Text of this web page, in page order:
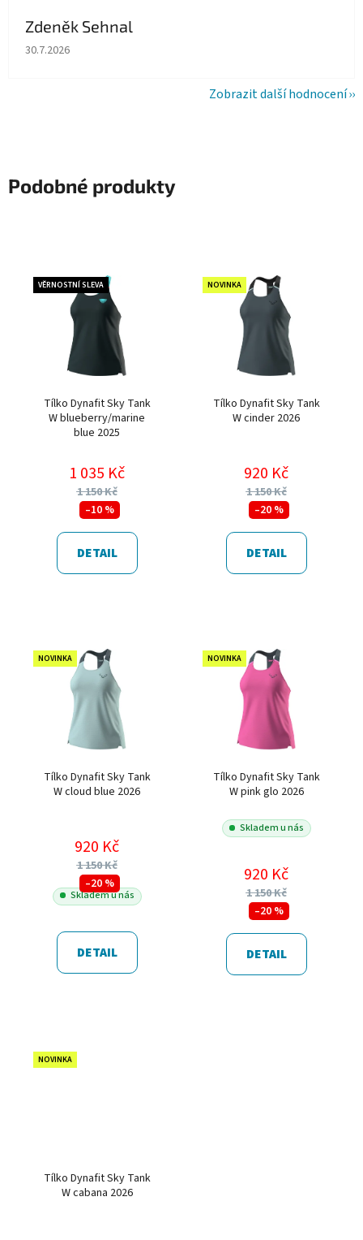
Zdeněk Sehnal
Hodnocení obchodu je 5 z 5 hvězdiček.
30.7.2026
Zobrazit další hodnocení
Podobné produkty
VĚRNOSTNÍ SLEVA
Tílko Dynafit Sky Tank
W blueberry/marine
blue 2025
1 035 Kč
1 150 Kč
–10 %
DETAIL
NOVINKA
Tílko Dynafit Sky Tank
W cinder 2026
920 Kč
1 150 Kč
–20 %
DETAIL
NOVINKA
Tílko Dynafit Sky Tank
W cloud blue 2026
920 Kč
1 150 Kč
–20 %
Skladem u nás
DETAIL
NOVINKA
Tílko Dynafit Sky Tank
W pink glo 2026
Skladem u nás
920 Kč
1 150 Kč
–20 %
DETAIL
NOVINKA
Tílko Dynafit Sky Tank
W cabana 2026